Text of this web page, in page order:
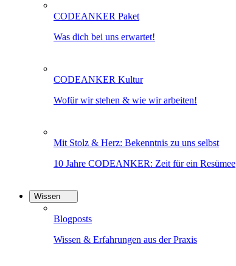
CODEANKER Paket
Was dich bei uns erwartet!
CODEANKER Kultur
Wofür wir stehen & wie wir arbeiten!
Mit Stolz & Herz: Bekenntnis zu uns selbst
10 Jahre CODEANKER: Zeit für ein Resümee
Wissen
Blogposts
Wissen & Erfahrungen aus der Praxis